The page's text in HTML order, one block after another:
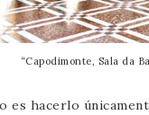
“Capodimonte, Sala da
es hacerlo